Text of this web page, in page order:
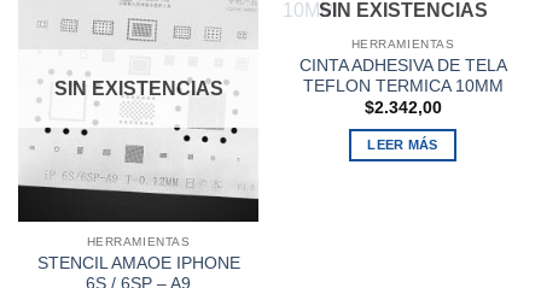
SIN EXISTENCIAS
HERRAMIENTAS
STENCIL AMAOE IPHONE
6S / 6SP – A9
SIN EXISTENCIAS
HERRAMIENTAS
CINTA ADHESIVA DE TELA
TEFLON TERMICA 10MM
$2.342,00
LEER MÁS